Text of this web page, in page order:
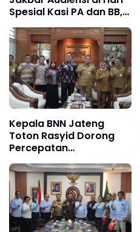
Spesial Kasi PA dan BB,
Romli Mukayatsyah
Kepala BNN Jateng
Toton Rasyid Dorong
Percepatan
Pembentukan Unit
Layanan Terpadu P4GN
di Blora